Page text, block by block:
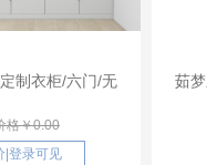
制衣柜/六门/无
格￥0.00
登录可见
茹